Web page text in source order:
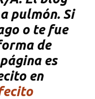
pulmón. Si
o te fue
de
es
en